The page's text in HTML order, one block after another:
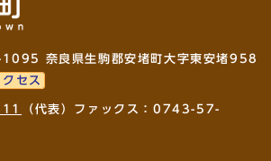
奈良県生駒郡安堵町大字東安堵958
セス
（代表）ファックス：0743-57-